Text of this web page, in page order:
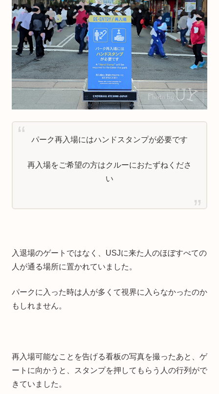
パーク再入場にはハンドスタンプが必要です
再入場をご希望の方はクルーにおたずねくださ
い
入退場のゲートではなく、USJに来た人のほぼすべての
人が通る場所に置かれていました。
パークに入った時は人が多くて視界に入らなかったのか
もしれません。
再入場可能なことを告げる看板の写真を撮ったあと、ゲ
ートに向かうと、スタンプを押してもらう人の行列がで
きていました。